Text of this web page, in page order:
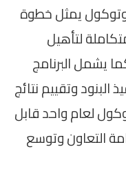
يمثل خطوة
لتأهيل
يشمل البرنامج
وتقييم نتائج
لعام واحد قابل
التعاون وتوسع